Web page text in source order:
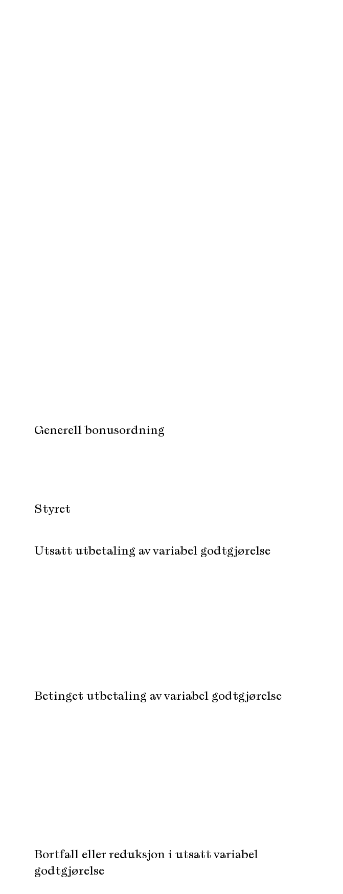
Generell bonusordning
Styret
Utsatt utbetaling av variabel godtgjørelse
Betinget utbetaling av variabel godtgjørelse
Bortfall eller reduksjon i utsatt variabel
godtgjørelse